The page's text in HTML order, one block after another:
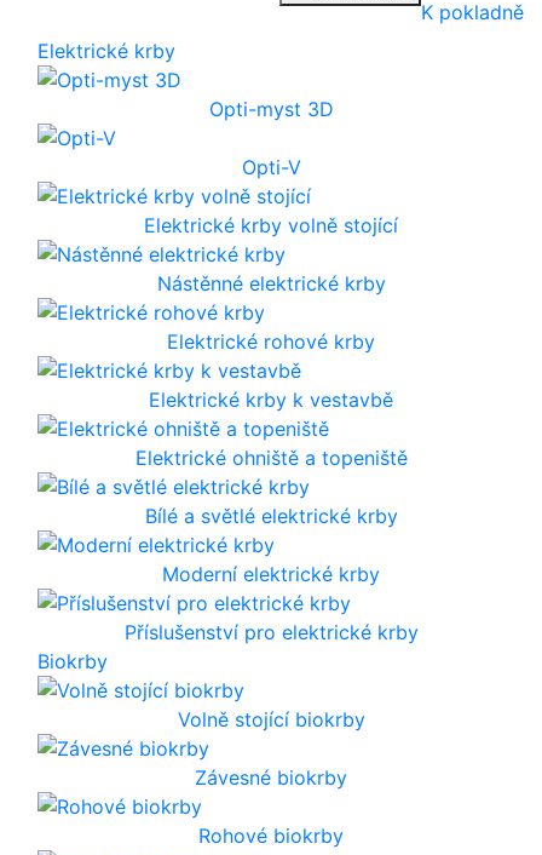
K pokladně
Elektrické krby
Opti-myst 3D
Opti-V
Elektrické krby volně stojící
Nástěnné elektrické krby
Elektrické rohové krby
Elektrické krby k vestavbě
Elektrické ohniště a topeniště
Bílé a světlé elektrické krby
Moderní elektrické krby
Příslušenství pro elektrické krby
Biokrby
Volně stojící biokrby
Závesné biokrby
Rohové biokrby